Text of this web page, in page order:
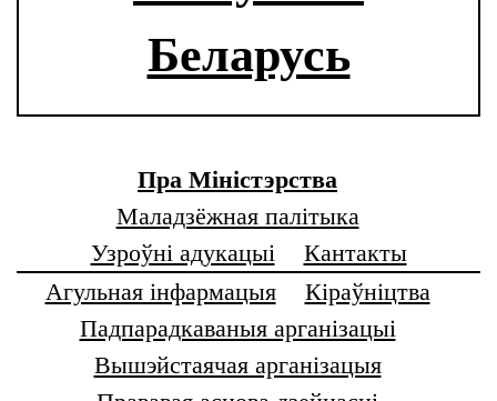
Беларусь
Пра Міністэрства
Маладзёжная палітыка
Узроўні адукацыі
Кантакты
Агульная інфармацыя
Кіраўніцтва
Падпарадкаваныя арганізацыі
Вышэйстаячая арганізацыя